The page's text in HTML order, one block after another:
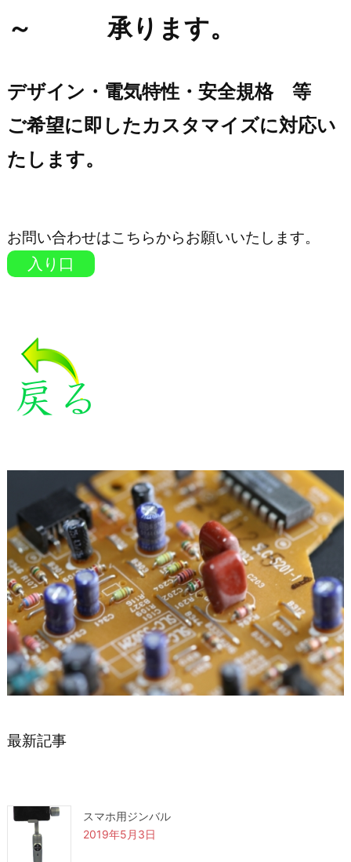
～ 承ります。
デザイン・電気特性・安全規格 等
ご希望に即したカスタマイズに対応い
たします。
お問い合わせはこちらからお願いいたします。
入り口
最新記事
スマホ用ジンバル
2019年5月3日